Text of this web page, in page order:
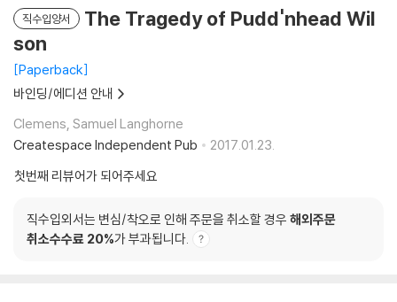
직수입양서
The Tragedy of Pudd'nhead Wil
son
Paperback
바인딩/에디션 안내
Clemens, Samuel Langhorne
Createspace Independent Pub
2017.01.23.
첫번째 리뷰어가 되어주세요
직수입외서는 변심/착오로 인해 주문을 취소할 경우 해외주문
취소수수료 20%가 부과됩니다.